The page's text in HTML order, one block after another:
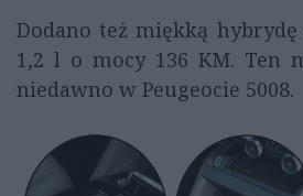
Dodano też miękką
1,2 l o mocy 136 KM. Ten
niedawno w Peugeocie 5008.